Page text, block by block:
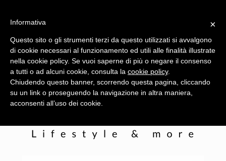
×
Informativa
Questo sito o gli strumenti terzi da questo utilizzati si avvalgono
di cookie necessari al funzionamento ed utili alle finalità illustrate
nella cookie policy. Se vuoi saperne di più o negare il consenso
a tutti o ad alcuni cookie, consulta la cookie policy.
Chiudendo questo banner, scorrendo questa pagina, cliccando
su un link o proseguendo la navigazione in altra maniera,
acconsenti all’uso dei cookie.